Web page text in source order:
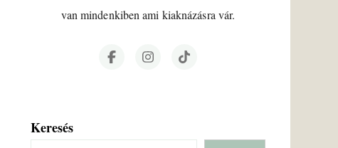
van mindenkiben ami kiaknázásra vár.
Keresés